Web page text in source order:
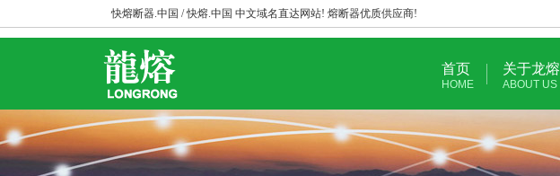
快熔断器.中国 / 快熔.中国 中文域名直达网站! 熔断器优质供应商!
首页
HOME
关于龙熔
ABOUT US